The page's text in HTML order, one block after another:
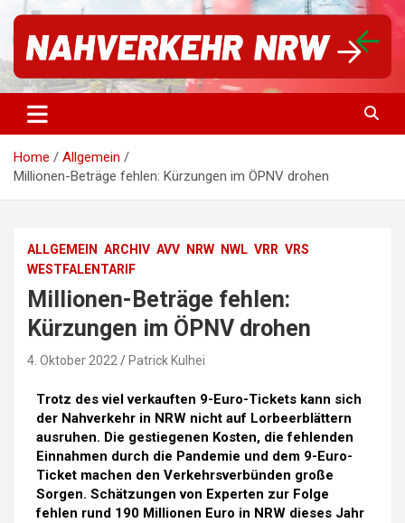
Nahverkehr NRW
Für einen starken Nahverkehr in NRW | #vorwärtsNRW
Home
Allgemein
Millionen-Beträge fehlen: Kürzungen im ÖPNV drohen
ALLGEMEIN ARCHIV AVV NRW NWL VRR VRS
WESTFALENTARIF
Millionen-Beträge fehlen:
Kürzungen im ÖPNV drohen
4. Oktober 2022 Patrick Kulhei
Trotz des viel verkauften 9-Euro-Tickets kann sich
der Nahverkehr in NRW nicht auf Lorbeerblättern
ausruhen. Die gestiegenen Kosten, die fehlenden
Einnahmen durch die Pandemie und dem 9-Euro-
Ticket machen den Verkehrsverbünden große
Sorgen. Schätzungen von Experten zur Folge
fehlen rund 190 Millionen Euro in NRW dieses Jahr